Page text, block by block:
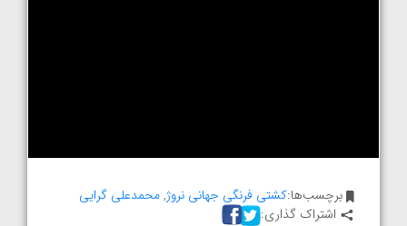
برچسب‌ها:کشتی فرنگی جهانی نروژ,محمدعلی گرایی
اشتراک گذاری: